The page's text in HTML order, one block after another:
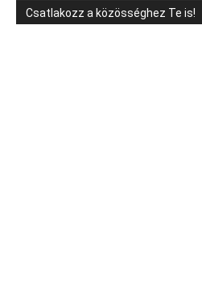
Csatlakozz a közösséghez Te is!